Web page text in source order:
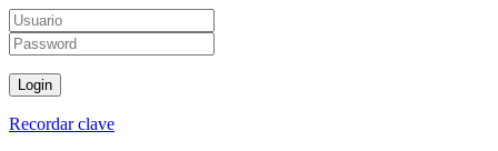
Recordar clave